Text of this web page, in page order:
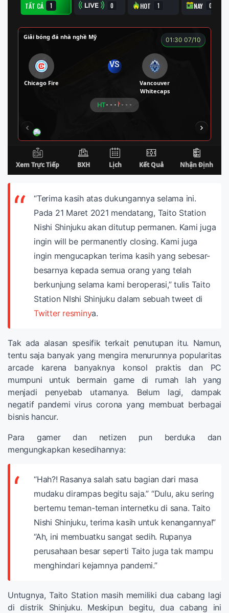
“Terima kasih atas dukungannya selama ini.
Pada 21 Maret 2021 mendatang, Taito Station
Nishi Shinjuku akan ditutup permanen. Kami juga
ingin will be permanently closing. Kami juga
ingin mengucapkan terima kasih yang sebesar-
besarnya kepada semua orang yang telah
berkunjung selama kami beroperasi,” tulis Taito
Station NIshi Shinjuku dalam sebuah tweet di
Twitter resminya.
Tak ada alasan spesifik terkait penutupan itu. Namun,
tentu saja banyak yang mengira menurunnya popularitas
arcade karena banyaknya konsol praktis dan PC
mumpuni untuk bermain game di rumah lah yang
menjadi penyebab utamanya. Belum lagi, dampak
negatif pandemi virus corona yang membuat berbagai
bisnis hancur.
Para gamer dan netizen pun berduka dan
mengungkapkan kesedihannya:
“Hah?! Rasanya salah satu bagian dari masa
mudaku dirampas begitu saja.” “Dulu, aku sering
bertemu teman-teman internetku di sana. Taito
Nishi Shinjuku, terima kasih untuk kenangannya!”
“Ah, ini membuatku sangat sedih. Rupanya
perusahaan besar seperti Taito juga tak mampu
menghindari kejamnya pandemi.”
Untugnya, Taito Station masih memiliki dua cabang lagi
di distrik Shinjuku. Meskipun begitu, dua cabang ini